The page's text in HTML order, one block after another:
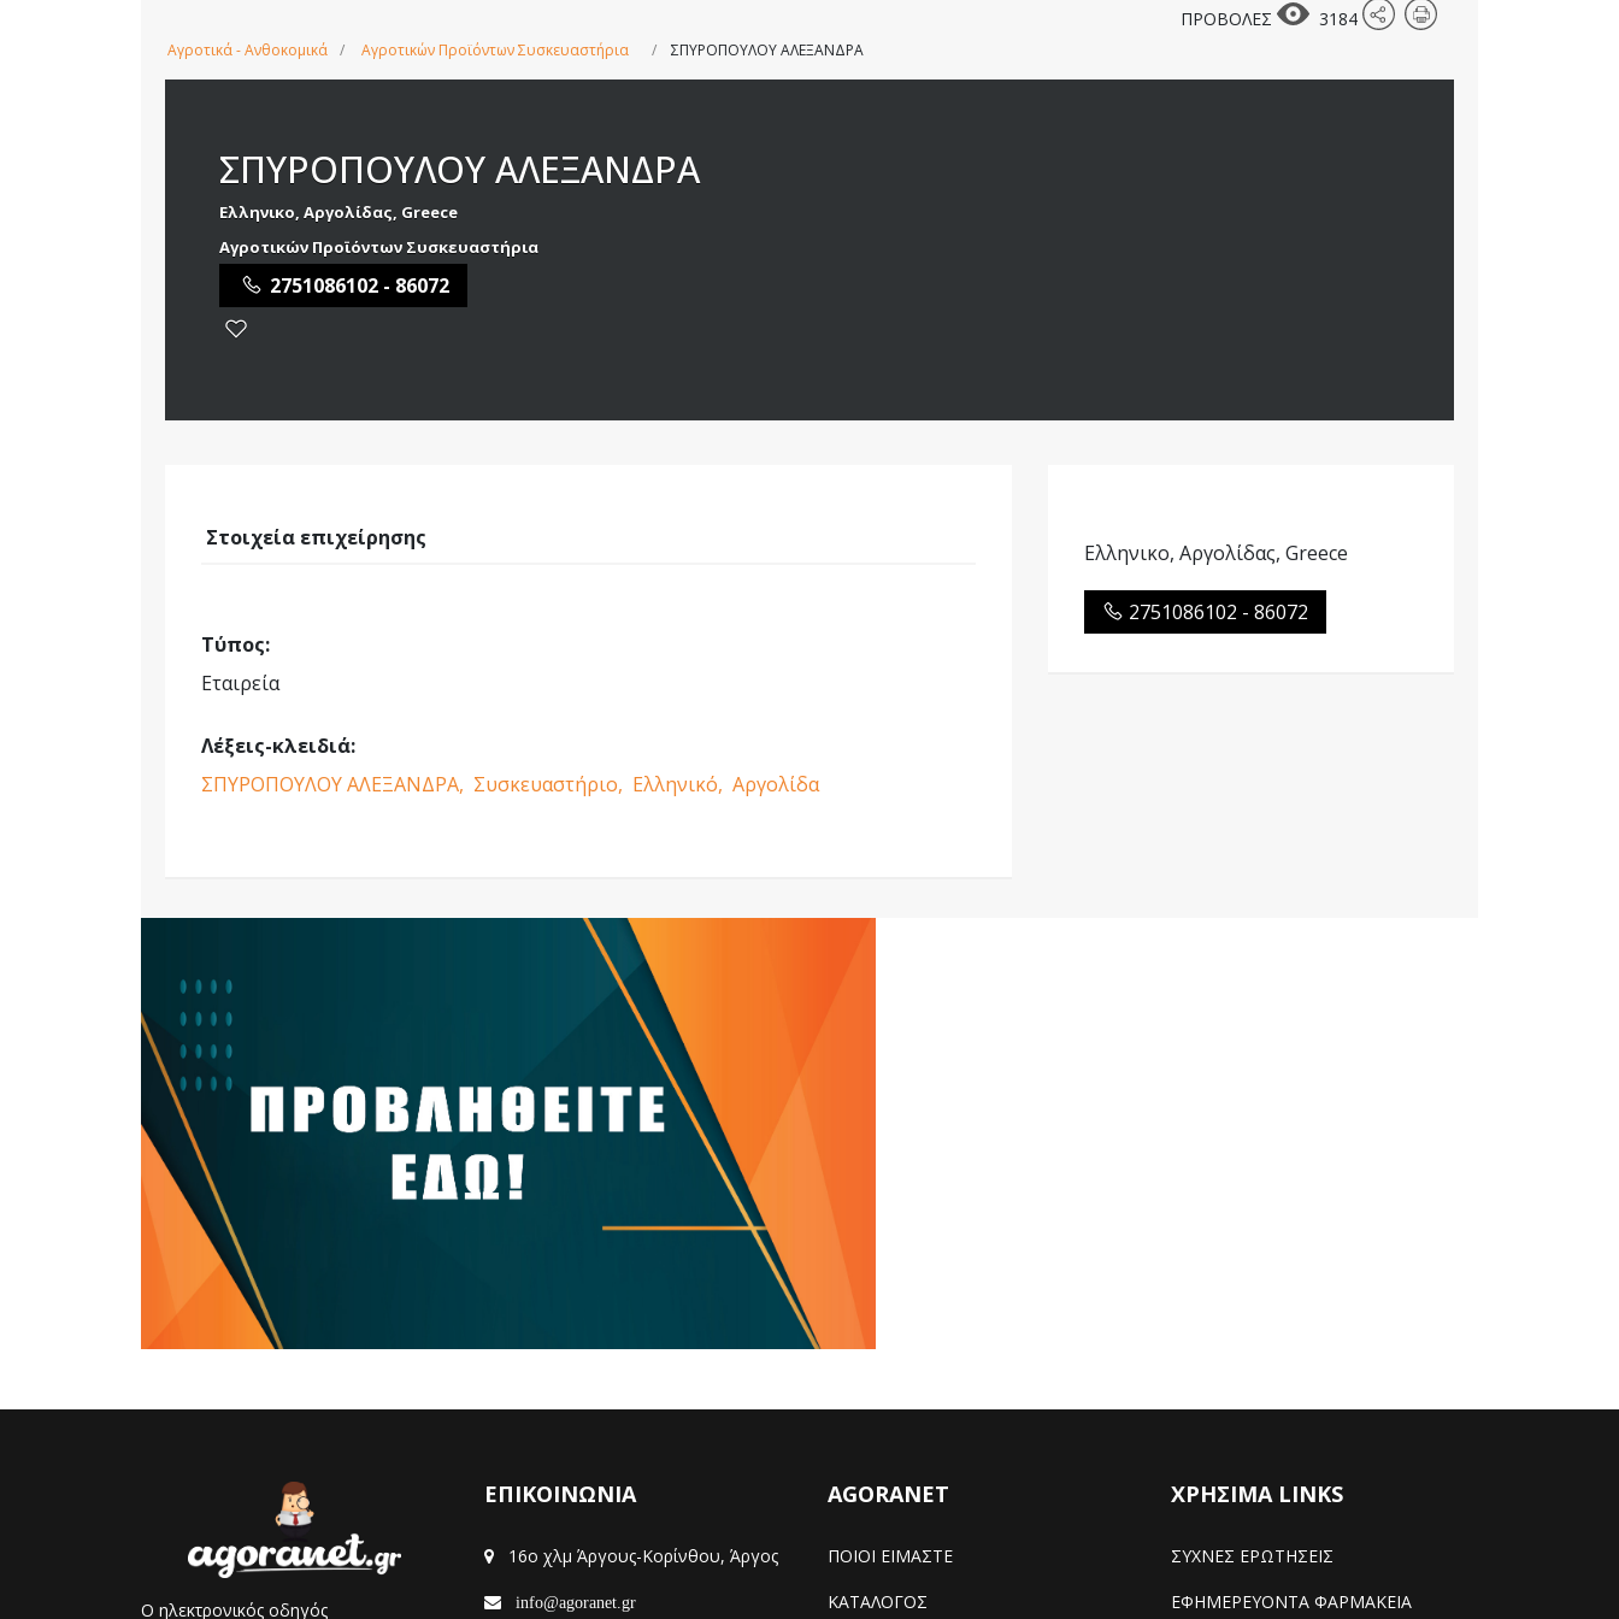
ΠΡΟΒΟΛΕΣ 3184
Αγροτικά - Ανθοκομικά Αγροτικών Προϊόντων Συσκευαστήρια ΣΠΥΡΟΠΟΥΛΟΥ ΑΛΕΞΑΝΔΡΑ
ΣΠΥΡΟΠΟΥΛΟΥ ΑΛΕΞΑΝΔΡΑ
Ελληνικο, Αργολίδας, Greece
Αγροτικών Προϊόντων Συσκευαστήρια
2751086102 - 86072
Στοιχεία επιχείρησης
Τύπος:
Εταιρεία
Λέξεις-κλειδιά:
ΣΠΥΡΟΠΟΥΛΟΥ ΑΛΕΞΑΝΔΡΑ, Συσκευαστήριο, Ελληνικό, Αργολίδα
Ελληνικο, Αργολίδας, Greece
2751086102 - 86072
Ο ηλεκτρονικός οδηγός
ΕΠΙΚΟΙΝΩΝΙΑ
16ο χλμ Άργους-Κορίνθου, Άργος
info@agoranet.gr
AGORANET
ΠΟΙΟΙ ΕΙΜΑΣΤΕ
ΚΑΤΑΛΟΓΟΣ
ΧΡΗΣΙΜΑ LINKS
ΣΥΧΝΕΣ ΕΡΩΤΗΣΕΙΣ
ΕΦΗΜΕΡΕΥΟΝΤΑ ΦΑΡΜΑΚΕΙΑ